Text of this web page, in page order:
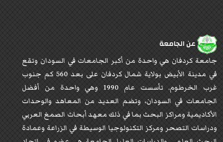
عن الجامعة
جامعة كردفان هي واحدة من أكبر الجامعات في السودان وتقع
في مدينة الأبيض بولاية شمال كردفان على بعد 560 كم جنوب
غرب الخرطوم. تأسست عام 1990 وهي واحدة من أفضل
الجامعات في السودان، وتضم العديد من المعاهد والوحدات
الأكاديمية ومراكز البحث بما في ذلك معهد أبحاث الصمغ العربي
ودراسات التصحر ومركز التكنولوجيا الوسيطة في الزراعة وعمادة